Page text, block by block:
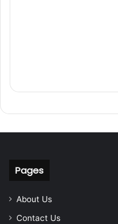
Pages
About Us
Contact Us